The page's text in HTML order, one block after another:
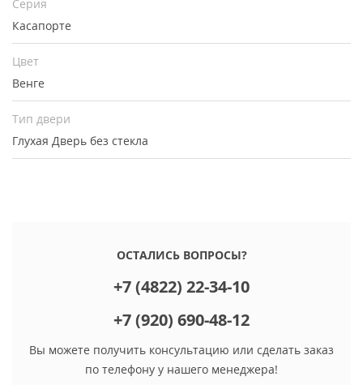
Серия
Касапорте
Цвет
Венге
Тип двери
Глухая Дверь без стекла
ОСТАЛИСЬ ВОПРОСЫ?
+7 (4822) 22-34-10
+7 (920) 690-48-12
Вы можете получить консультацию или сделать заказ
по телефону у нашего менеджера!